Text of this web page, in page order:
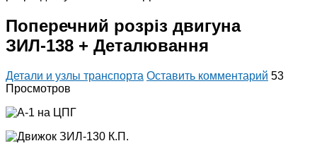
Поперечний розріз двигуна
ЗИЛ-138 + Деталювання
Детали и узлы транспорта Оставить комментарий 53
Просмотров